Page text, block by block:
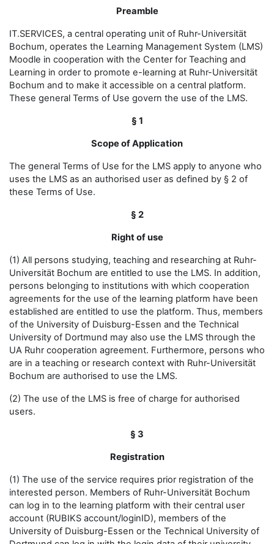
Preamble
IT.SERVICES, a central operating unit of Ruhr-Universität
Bochum, operates the Learning Management System (LMS)
Moodle in cooperation with the Center for Teaching and
Learning in order to promote e-learning at Ruhr-Universität
Bochum and to make it accessible on a central platform.
These general Terms of Use govern the use of the LMS.
§ 1
Scope of Application
The general Terms of Use for the LMS apply to anyone who
uses the LMS as an authorised user as defined by § 2 of
these Terms of Use.
§ 2
Right of use
(1) All persons studying, teaching and researching at Ruhr-
Universität Bochum are entitled to use the LMS. In addition,
persons belonging to institutions with which cooperation
agreements for the use of the learning platform have been
established are entitled to use the platform. Thus, members
of the University of Duisburg-Essen and the Technical
University of Dortmund may also use the LMS through the
UA Ruhr cooperation agreement. Furthermore, persons who
are in a teaching or research context with Ruhr-Universität
Bochum are authorised to use the LMS.
(2) The use of the LMS is free of charge for authorised
users.
§ 3
Registration
(1) The use of the service requires prior registration of the
interested person. Members of Ruhr-Universität Bochum
can log in to the learning platform with their central user
account (RUBIKS account/loginID), members of the
University of Duisburg-Essen or the Technical University of